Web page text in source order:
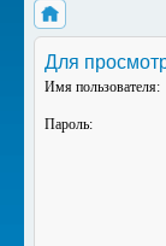
Для
Имя пользователя:
Пароль: